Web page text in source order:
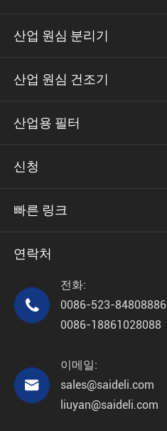
산업 원심 분리기
산업 원심 건조기
산업용 필터
신청
빠른 링크
연락처

전화:
0086-523-84808886
0086-18861028088

이메일:
sales@saideli.com
liuyan@saideli.com